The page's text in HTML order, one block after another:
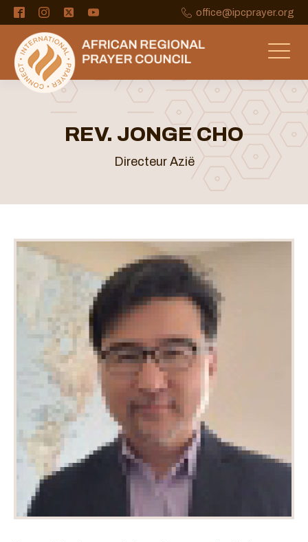
office@ipcprayer.org
REV. JONGE CHO
Directeur Azië